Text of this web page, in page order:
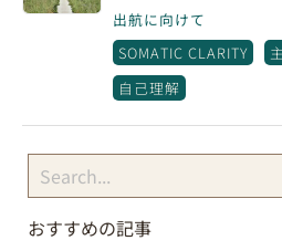
出航に向けて
SOMATIC CLARITY
自己理解
おすすめの記事